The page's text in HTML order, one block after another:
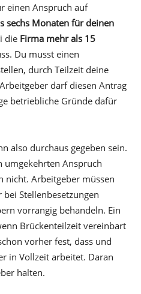
einen Anspruch auf
sechs Monaten für deinen
die Firma mehr als 15
Du musst einen
durch Teilzeit deine
darf diesen Antrag
betriebliche Gründe dafür
also durchaus gegeben sein.
umgekehrten Anspruch
nicht. Arbeitgeber müssen
Stellenbesetzungen
vorrangig behandeln. Ein
Brückenteilzeit vereinbart
vorher fest, dass und
in Vollzeit arbeitet. Daran
halten.